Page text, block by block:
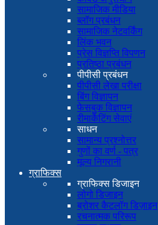
सामाजिक मीडिया
ब्लॉग प्रबंधन
सामाजिक नेटवर्किंग
लिंक भवन
प्रेस विज्ञप्ति विपणन
प्रतिष्ठा प्रबंधन
पीपीसी प्रबंधन
पीपीसी लेखा परीक्षा
बिंग विज्ञापन
फेसबुक विज्ञापन
रीमार्केटिंग सेवाएं
साधन
सामान्य प्रश्नोत्तर
गुणों का वर्ण - पत्र
मूल्य निगरानी
ग्राफिक्स
ग्राफिक्स डिजाइन
लोगो डिजाइन
ब्रोशर कैटलॉग डिज़ाइन
रचनात्मक परिरूप